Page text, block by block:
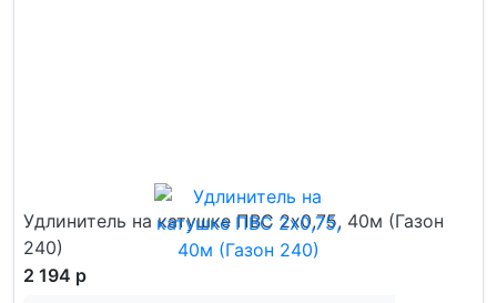
Удлинитель на катушке ПВС 2x0,75, 40м (Газон
240)
2 194 р